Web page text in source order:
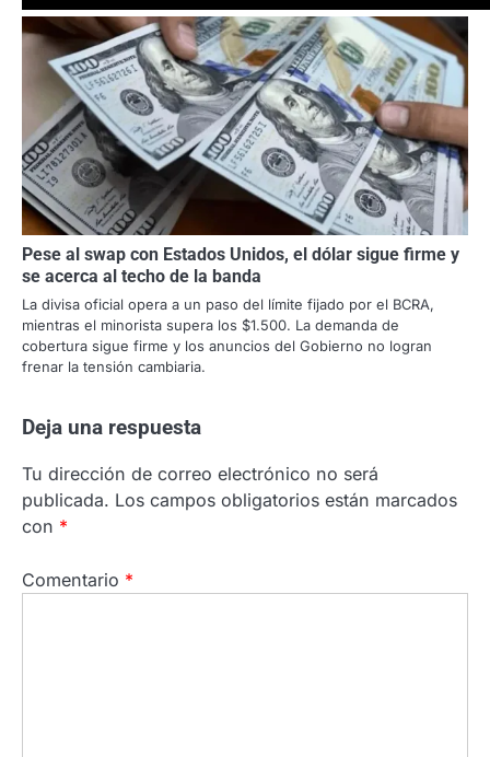
Pese al swap con Estados Unidos, el dólar sigue firme y
se acerca al techo de la banda
La divisa oficial opera a un paso del límite fijado por el BCRA,
mientras el minorista supera los $1.500. La demanda de
cobertura sigue firme y los anuncios del Gobierno no logran
frenar la tensión cambiaria.
Deja una respuesta
Tu dirección de correo electrónico no será
publicada. Los campos obligatorios están marcados
con *
Comentario *